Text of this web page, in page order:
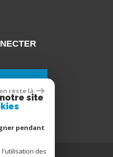
reste là
site
pendant
l'utilisation des